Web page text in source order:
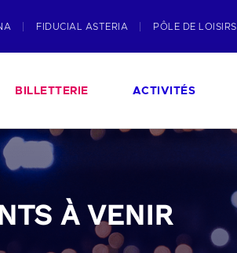
FIDUCIAL ASTERIA PÔLE DE LOISIRS
BILLETTERIE ACTIVITÉS
À VENIR